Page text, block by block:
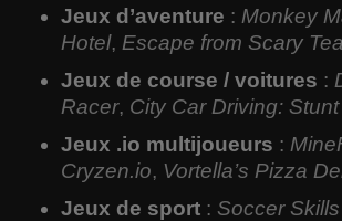
Jeux d’aventure : Monkey
Hotel, Escape from Scary
Jeux de course / voitures :
Racer, City Car Driving:
Jeux .io multijoueurs :
Cryzen.io, Vortella’s Pizza
Jeux de sport : Soccer